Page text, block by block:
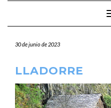
30 de junio de 2023
LLADORRE